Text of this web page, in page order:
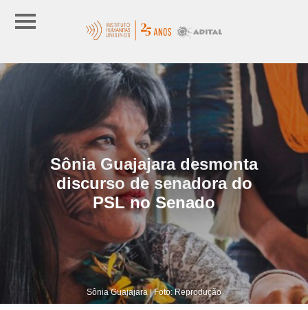
Sônia Guajajara desmonta
discurso de senadora do
PSL no Senado
Sônia Guajajara | Foto: Reprodução